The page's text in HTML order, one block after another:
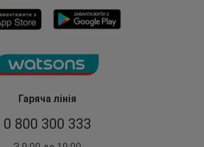
Гаряча лінія
0 800 300 333